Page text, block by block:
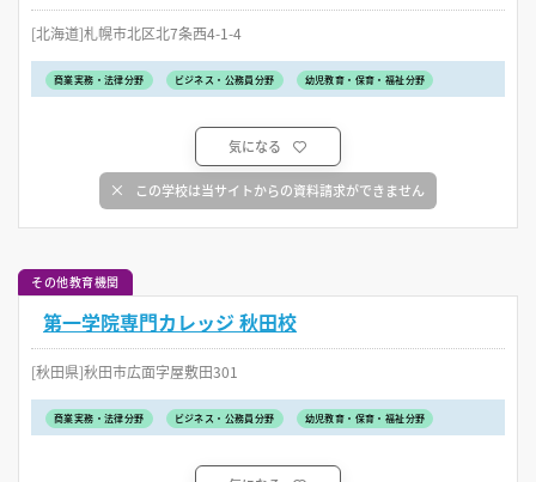
[北海道]札幌市北区北7条西4-1-4
商業実務・法律分野 ビジネス・公務員分野 幼児教育・保育・福祉分野
気になる
この学校は当サイトからの資料請求ができません
その他教育機関
第一学院専門カレッジ 秋田校
[秋田県]秋田市広面字屋敷田301
商業実務・法律分野 ビジネス・公務員分野 幼児教育・保育・福祉分野